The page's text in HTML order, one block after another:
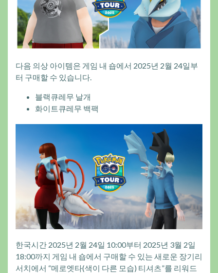
다음 의상 아이템은 게임 내 숍에서 2025년 2월 24일부
터 구매할 수 있습니다.
블랙큐레무 날개
화이트큐레무 백팩
한국시간 2025년 2월 24일 10:00부터 2025년 3월 2일
18:00까지 게임 내 숍에서 구매할 수 있는 새로운 장기리
서치에서 “메로엣타(색이 다른 모습) 티셔츠”를 리워드